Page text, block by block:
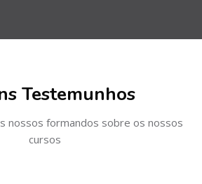
Testemunhos
nossos formandos sobre os nossos
cursos